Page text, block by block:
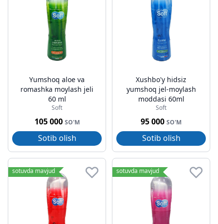
Yumshoq aloe va
romashka moylash jeli
60 ml
Soft
105 000 SO'M
Sotib olish
Xushbo'y hidsiz
yumshoq jel-moylash
moddasi 60ml
Soft
95 000 SO'M
Sotib olish
sotuvda mavjud sotuvda mavjud